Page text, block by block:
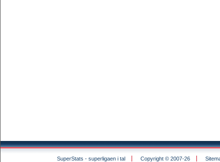
SuperStats - superligaen i tal Copyright © 2007-26